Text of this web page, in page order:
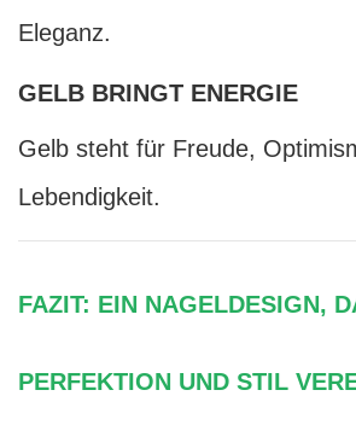
Eleganz.
GELB BRINGT ENERGIE
Gelb steht für Freude,
Lebendigkeit.
FAZIT: EIN NAGELDESIGN,
PERFEKTION UND STIL